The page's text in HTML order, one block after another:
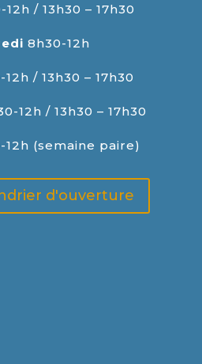
12h / 13h30 – 17h30
8h30-12h
/ 13h30 – 17h30
12h / 13h30 – 17h30
12h (semaine paire)
d'ouverture